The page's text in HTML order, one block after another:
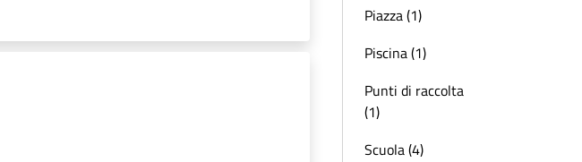
Piazza (1)
Piscina (1)
Punti di raccolta
(1)
Scuola (4)